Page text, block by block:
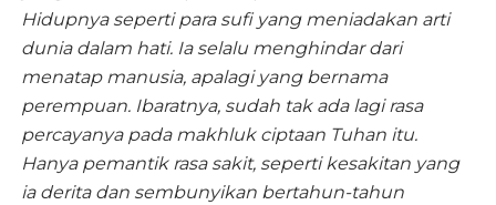
Hidupnya seperti para sufi yang meniadakan arti
dunia dalam hati. Ia selalu menghindar dari
menatap manusia, apalagi yang bernama
perempuan. Ibaratnya, sudah tak ada lagi rasa
percayanya pada makhluk ciptaan Tuhan itu.
Hanya pemantik rasa sakit, seperti kesakitan yang
ia derita dan sembunyikan bertahun-tahun